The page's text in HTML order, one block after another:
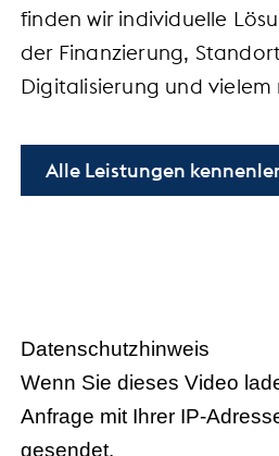
finden wir individuelle
der Finanzierung,
Digitalisierung und vielem
Alle Leistungen
Datenschutzhinweis
Wenn Sie dieses Video
Anfrage mit Ihrer IP-
gesendet.